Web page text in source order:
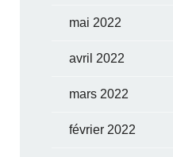
mai 2022
avril 2022
mars 2022
février 2022